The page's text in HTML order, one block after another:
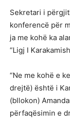
Sekretari i
konferencë për
ja me kohë ka
“Ligj I
“Ne me kohë e
drejtë) është i
(bllokon)
përfaqësimin e